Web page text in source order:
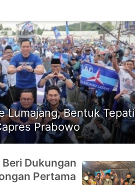
Lumajang, Bentuk Tepati
Prabowo
Dukungan
Pertama